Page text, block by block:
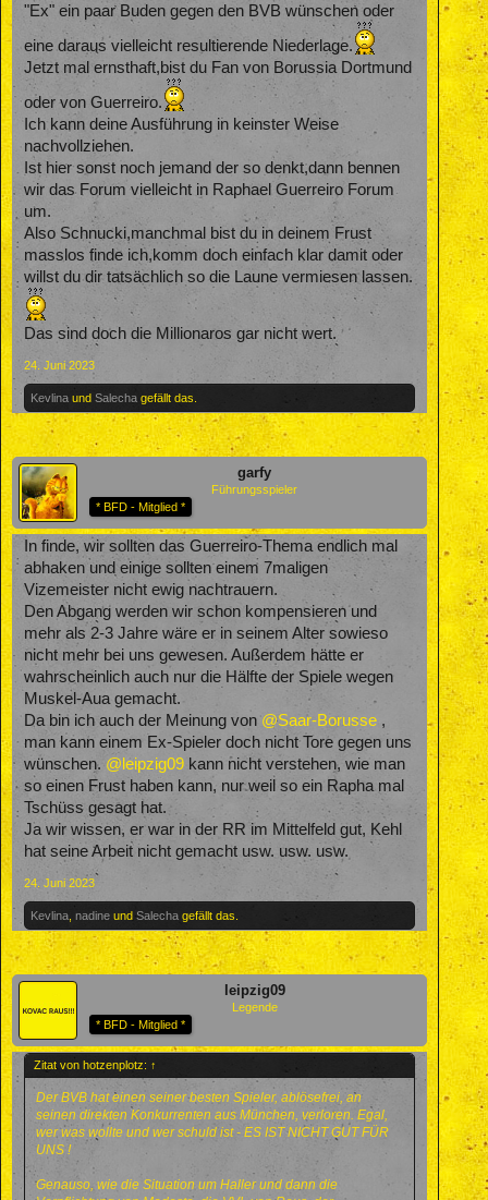
"Ex" ein paar Buden gegen den BVB wünschen oder
eine daraus vielleicht resultierende Niederlage.
Jetzt mal ernsthaft,bist du Fan von Borussia Dortmund
oder von Guerreiro.
Ich kann deine Ausführung in keinster Weise
nachvollziehen.
Ist hier sonst noch jemand der so denkt,dann bennen
wir das Forum vielleicht in Raphael Guerreiro Forum
um.
Also Schnucki,manchmal bist du in deinem Frust
masslos finde ich,komm doch einfach klar damit oder
willst du dir tatsächlich so die Laune vermiesen lassen.
Das sind doch die Millionaros gar nicht wert.
24. Juni 2023
Kevlina und Salecha gefällt das.
garfy
Führungsspieler
* BFD - Mitglied *
In finde, wir sollten das Guerreiro-Thema endlich mal
abhaken und einige sollten einem 7maligen
Vizemeister nicht ewig nachtrauern.
Den Abgang werden wir schon kompensieren und
mehr als 2-3 Jahre wäre er in seinem Alter sowieso
nicht mehr bei uns gewesen. Außerdem hätte er
wahrscheinlich auch nur die Hälfte der Spiele wegen
Muskel-Aua gemacht.
Da bin ich auch der Meinung von @Saar-Borusse ,
man kann einem Ex-Spieler doch nicht Tore gegen uns
wünschen. @leipzig09 kann nicht verstehen, wie man
so einen Frust haben kann, nur weil so ein Rapha mal
Tschüss gesagt hat.
Ja wir wissen, er war in der RR im Mittelfeld gut, Kehl
hat seine Arbeit nicht gemacht usw. usw. usw.
24. Juni 2023
Kevlina nadine und Salecha gefällt das.
leipzig09
Legende
* BFD - Mitglied *
Zitat von hotzenplotz: ↑
Der BVB hat einen seiner besten Spieler, ablösefrei, an
seinen direkten Konkurrenten aus München, verloren. Egal,
wer was wollte und wer schuld ist - ES IST NICHT GUT FÜR
UNS !
Genauso, wie die Situation um Haller und dann die